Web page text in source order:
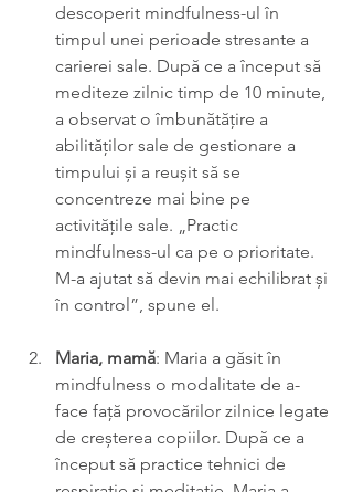
descoperit mindfulness-ul în
timpul unei perioade stresante a
carierei sale. După ce a început să
mediteze zilnic timp de 10 minute,
a observat o îmbunătățire a
abilităților sale de gestionare a
timpului și a reușit să se
concentreze mai bine pe
activitățile sale. „Practic
mindfulness-ul ca pe o prioritate.
M-a ajutat să devin mai echilibrat și
în control”, spune el.
Maria, mamă: Maria a găsit în
mindfulness o modalitate de a-
face față provocărilor zilnice legate
de creșterea copiilor. După ce a
început să practice tehnici de